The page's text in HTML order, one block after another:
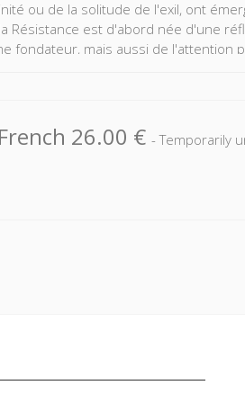
ou de la solitude de l'exil, ont
Résistance est d'abord née d'une
fondateur, mais aussi de l'attention
trouvent leurs racines dans
de l'intervention de l'État dans les
culturelle, ont été redéfinies
Républiques n'ont cessé de
26.00 € - Temporarily